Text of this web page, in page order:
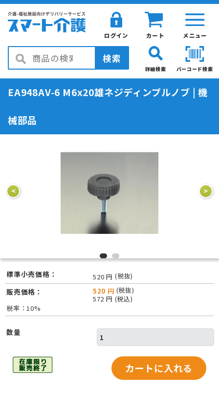
メニュー
カート
ログイン
検索
バーコード検索
詳細検索
EA948AV-6 M6x20雄ネジディンプルノブ | 機
械部品
< >
標準小売価格： 520 円 (税抜)
販売価格： 520 円 (税抜)
572 円 (税込)
税率：10%
数量